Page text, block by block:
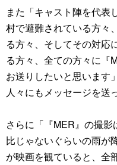
また「キャスト陣を代表
村で避難されている方々
る方々、そしてその対応
る方々、全ての方々に『
お送りしたいと思います
人々にもメッセージを送
さらに「『MER』の撮
比じゃないぐらいの雨が
が映画を観ていると、全